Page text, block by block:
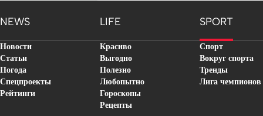
NEWS LIFE SPORT
Новости
Статьи
Погода
Спецпроекты
Рейтинги
Красиво
Выгодно
Полезно
Любопытно
Гороскопы
Рецепты
Спорт
Вокруг спорта
Тренды
Лига чемпионов